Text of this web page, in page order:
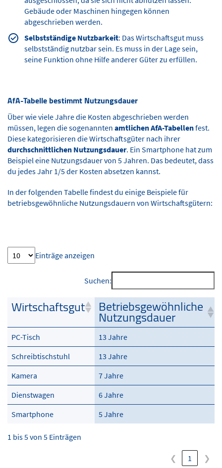
Gebäude oder Maschinen hingegen können
abgeschrieben werden.
Selbstständige Nutzbarkeit: Das Wirtschaftsgut muss
selbstständig nutzbar sein. Es muss in der Lage sein,
seine Funktion ohne Hilfe anderer Güter zu erfüllen.
AfA-Tabelle bestimmt Nutzungsdauer
Über wie viele Jahre die Kosten abgeschrieben werden
müssen, legen die sogenannten amtlichen AfA-Tabellenfest.
Diese kategorisieren die Wirtschaftsgüter nach ihrer
durchschnittlichen Nutzungsdauer. Ein Smartphone hat zum
Beispiel eine Nutzungsdauer von 5 Jahren. Das bedeutet, dass
du jedes Jahr 1/5 der Kosten absetzen kannst.
In der folgenden Tabelle findest du einige Beispiele für
betriebsgewöhnliche Nutzungsdauern von Wirtschaftsgütern:
Einträge anzeigen
Suchen:
Wirtschaftsgut Betriebsgewöhnliche
Nutzungsdauer
PC-Tisch
13 Jahre
Schreibtischstuhl
13 Jahre
Kamera
7 Jahre
Dienstwagen
6 Jahre
Smartphone
5 Jahre
1 bis 5 von 5 Einträgen
❮ 1 ❯